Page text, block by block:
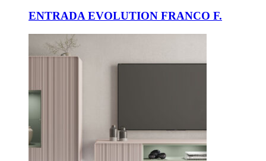
ENTRADA EVOLUTION FRANCO F.